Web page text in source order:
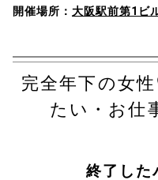
開催場所： 大阪駅前第1ビ
完全年下の女
たい・お仕
終了した